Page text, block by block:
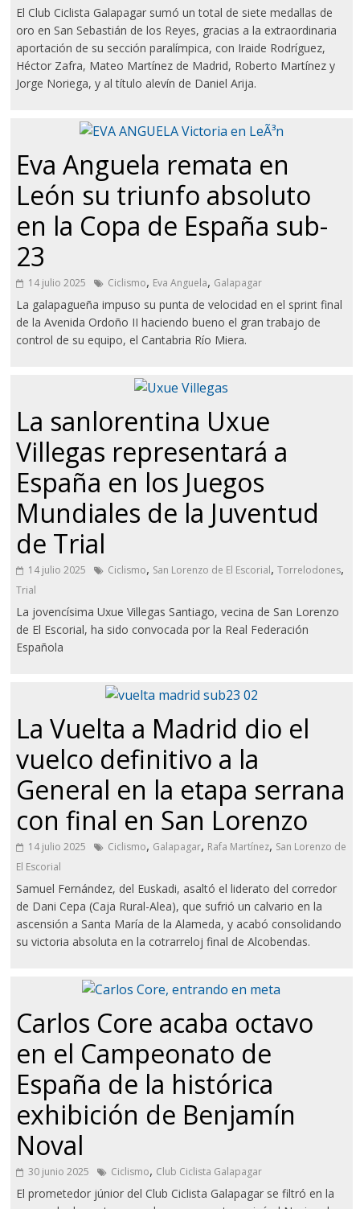
El Club Ciclista Galapagar sumó un total de siete medallas de
oro en San Sebastián de los Reyes, gracias a la extraordinaria
aportación de su sección paralímpica, con Iraide Rodríguez,
Héctor Zafra, Mateo Martínez de Madrid, Roberto Martínez y
Jorge Noriega, y al título alevín de Daniel Arija.
Eva Anguela remata en
León su triunfo absoluto
en la Copa de España sub-
23
14 julio 2025 Ciclismo, Eva Anguela, Galapagar
La galapagueña impuso su punta de velocidad en el sprint final
de la Avenida Ordoño II haciendo bueno el gran trabajo de
control de su equipo, el Cantabria Río Miera.
La sanlorentina Uxue
Villegas representará a
España en los Juegos
Mundiales de la Juventud
de Trial
14 julio 2025 Ciclismo, San Lorenzo de El Escorial,Torrelodones,
Trial
La jovencísima Uxue Villegas Santiago, vecina de San Lorenzo
de El Escorial, ha sido convocada por la Real Federación
Española
La Vuelta a Madrid dio el
vuelco definitivo a la
General en la etapa serrana
con final en San Lorenzo
14 julio 2025 Ciclismo, Galapagar, Rafa Martínez, San Lorenzo de
El Escorial
Samuel Fernández, del Euskadi, asaltó el liderato del corredor
de Dani Cepa (Caja Rural-Alea), que sufrió un calvario en la
ascensión a Santa María de la Alameda, y acabó consolidando
su victoria absoluta en la cotrarreloj final de Alcobendas.
Carlos Core acaba octavo
en el Campeonato de
España de la histórica
exhibición de Benjamín
Noval
30 junio 2025 Ciclismo, Club Ciclista Galapagar
El prometedor júnior del Club Ciclista Galapagar se filtró en la